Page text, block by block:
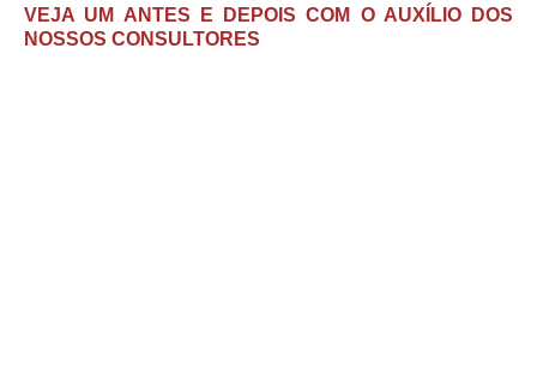
VEJA UM ANTES E DEPOIS COM O AUXÍLIO DOS
NOSSOS CONSULTORES